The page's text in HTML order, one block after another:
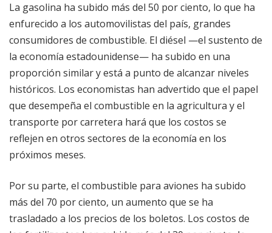
La gasolina ha subido más del 50 por ciento, lo que ha
enfurecido a los automovilistas del país, grandes
consumidores de combustible. El diésel —el sustento de
la economía estadounidense— ha subido en una
proporción similar y está a punto de alcanzar niveles
históricos. Los economistas han advertido que el papel
que desempeña el combustible en la agricultura y el
transporte por carretera hará que los costos se
reflejen en otros sectores de la economía en los
próximos meses.
Por su parte, el combustible para aviones ha subido
más del 70 por ciento, un aumento que se ha
trasladado a los precios de los boletos. Los costos de